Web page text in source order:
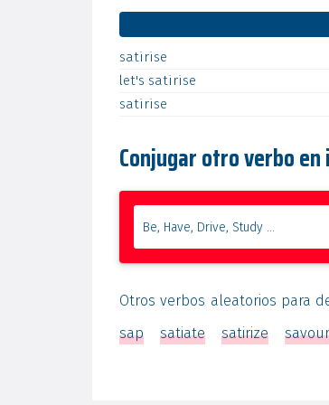
satirise
let's satirise
satirise
Conjugar otro verbo
Otros verbos aleatorios para
sap
satiate satirize savour